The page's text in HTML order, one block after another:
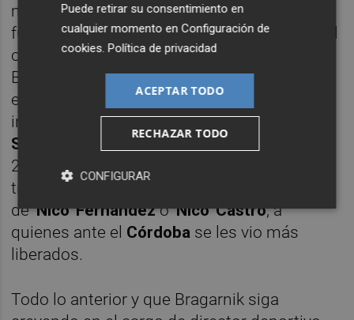
mesura, pero lo ha hecho) y apostado por
futbolistas de mercados distintos al español
o aquellos que controla directamente
Bragarnik, algo que este había tratado de
evitar tras alguna mala experiencia en el
inicio de la última etapa enLaLiga EA
Sports
. Además, a diferencia del verano de
2023, no se han producido bajas
traumáticas... como hubiesen sido las
de'Nico' Fernándezo'Nico' Castro, a
quienes ante el Córdoba se les vio más
liberados.
Todo lo anterior y que Bragarnik siga
Puede retirar su consentimiento en
cualquier momento enConfiguración de
cookies .Política de privacidad
ACEPTAR TODO
RECHAZAR TODO
CONFIGURAR